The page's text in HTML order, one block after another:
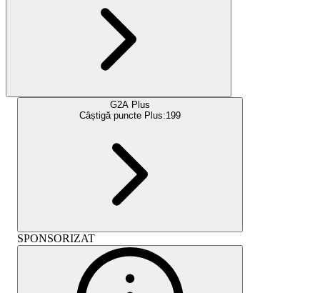
G2A Plus
Câștigă puncte Plus:199
SPONSORIZAT